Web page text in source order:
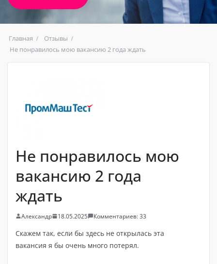
Главная
Отзывы
Не понравилось мою вакансию 2 года ждать
Не понравилось мою
вакансию 2 года
ждать
Александр 18.05.2025 Комментариев: 33
Скажем так, если бы здесь не открылась эта
вакансия я бы очень много потерял.